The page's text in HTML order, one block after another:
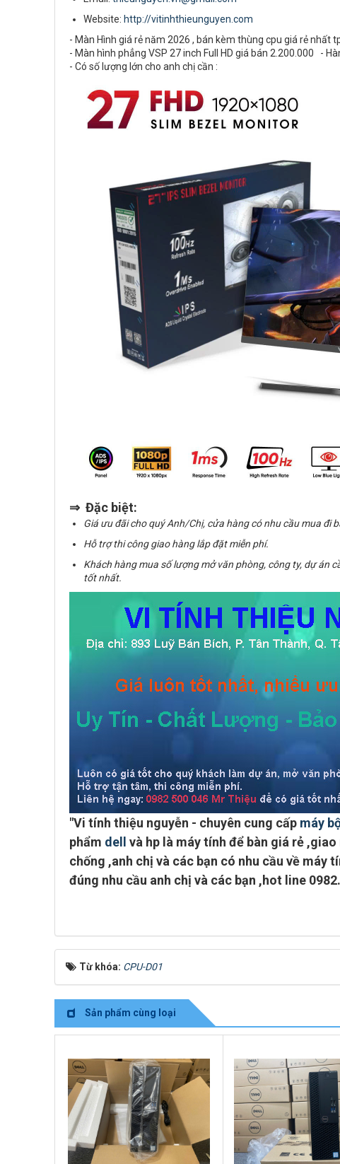
Website: http://vitinhthieunguyen.com
- Màn Hình giá rẻ năm 2026 , bán kèm thùng cpu giá rẻ nhất
- Màn hình phẳng VSP 27 inch Full HD giá bán 2.200.000 -
- Có số lượng lớn cho anh chị cần :
⇒ Đặc biệt:
Giá ưu đãi cho quý Anh/Chị, cửa hàng có nhu cầu mua đi
Hỗ trợ thi công giao hàng lắp đặt miễn phí.
Khách hàng mua số lượng mở văn phòng, công ty, dự án
tốt nhất.
"Vi tính thiệu nguyễn - chuyên cung cấp máy
phẩm dell và hp là máy tính để bàn giá rẻ
chống ,anh chị và các bạn có nhu cầu về máy
đúng nhu cầu anh chị và các bạn ,hot line
Từ khóa: CPU-D01
Sản phẩm cùng loại